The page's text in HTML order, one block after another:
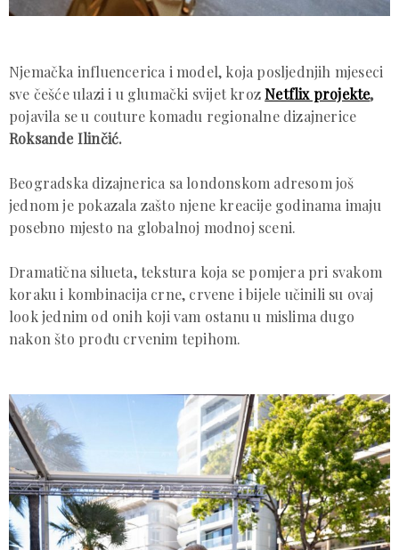
Njemačka influencerica i model, koja posljednjih mjeseci
sve češće ulazi i u glumački svijet krozNetflix projekte,
pojavila se u couture komadu regionalne dizajnerice
Roksande Ilinčić.
Beogradska dizajnerica sa londonskom adresom još
jednom je pokazala zašto njene kreacije godinama imaju
posebno mjesto na globalnoj modnoj sceni.
Dramatična silueta, tekstura koja se pomjera pri svakom
koraku i kombinacija crne, crvene i bijele učinili su ovaj
look jednim od onih koji vam ostanu u mislima dugo
nakon što prođu crvenim tepihom.